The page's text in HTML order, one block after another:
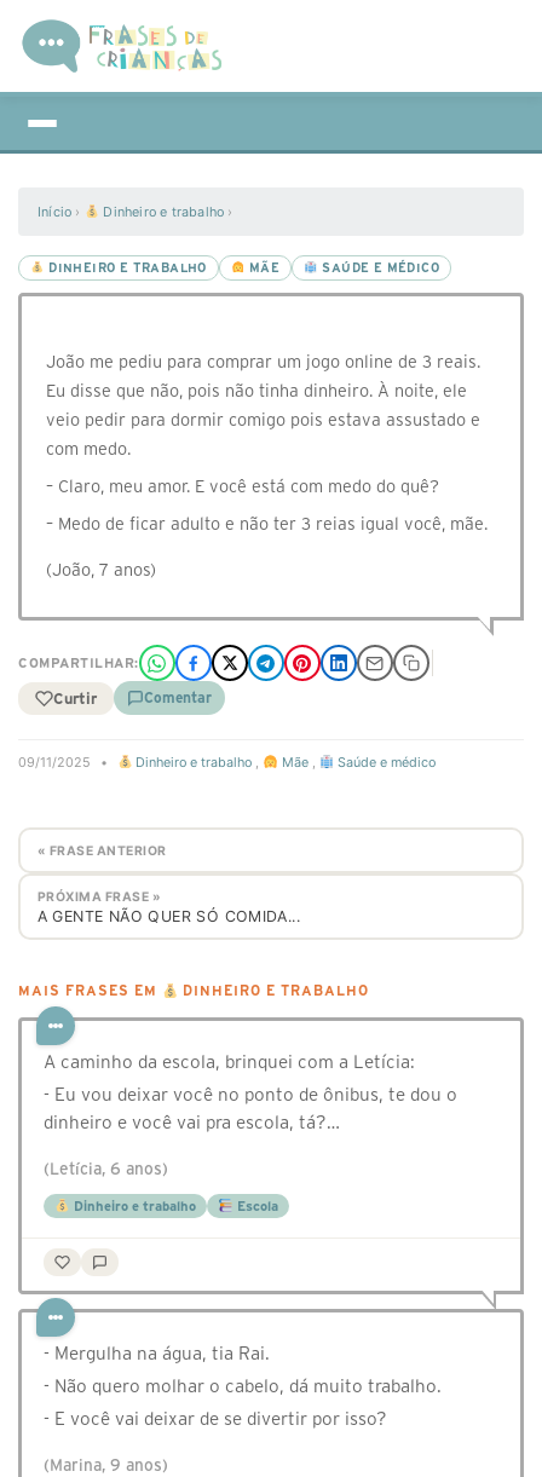
Início › Dinheiro e trabalho ›
DINHEIRO E TRABALHO MÃE SAÚDE E MÉDICO
João me pediu para comprar um jogo online de 3 reais.
Eu disse que não, pois não tinha dinheiro. À noite, ele
veio pedir para dormir comigo pois estava assustado e
com medo.
– Claro, meu amor. E você está com medo do quê?
– Medo de ficar adulto e não ter 3 reias igual você, mãe.
(João, 7 anos)
COMPARTILHAR:
Curtir Comentar
09/11/2025 • Dinheiro e trabalho , Mãe, Saúde e médico
« FRASE ANTERIOR
PRÓXIMA FRASE »
A GENTE NÃO QUER SÓ COMIDA...
MAIS FRASES EM DINHEIRO E TRABALHO
A caminho da escola, brinquei com a Letícia:
- Eu vou deixar você no ponto de ônibus, te dou o
dinheiro e você vai pra escola, tá?…
(Letícia, 6 anos)
Dinheiro e trabalho Escola
- Mergulha na água, tia Rai.
- Não quero molhar o cabelo, dá muito trabalho.
- E você vai deixar de se divertir por isso?
(Marina, 9 anos)